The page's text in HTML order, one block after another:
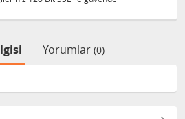
Yorumlar (0)